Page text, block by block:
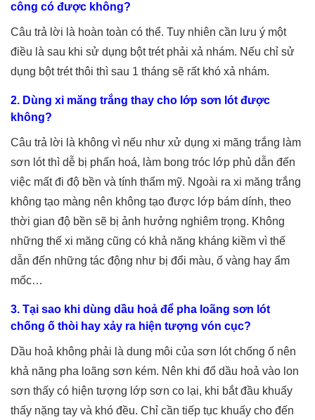
công có được không?
Câu trả lời là hoàn toàn có thể. Tuy nhiên cần lưu ý một
điều là sau khi sử dụng bột trét phải xả nhám. Nếu chỉ sử
dụng bột trét thôi thì sau 1 tháng sẽ rất khó xả nhám.
2. Dùng xi măng trắng thay cho lớp sơn lót được
không?
Câu trả lời là không vì nếu như xử dụng xi măng trắng làm
sơn lót thì dễ bị phấn hoá, làm bong tróc lớp phủ dẫn đến
việc mất đi độ bền và tính thẩm mỹ. Ngoài ra xi măng trắng
không tạo màng nên không tạo được lớp bám dính, theo
thời gian độ bền sẽ bị ảnh hưởng nghiêm trọng. Không
những thế xi măng cũng có khả năng kháng kiềm vì thế
dẫn đến những tác động như bị đổi màu, ố vàng hay ẩm
mốc…
3. Tại sao khi dùng dầu hoả để pha loãng sơn lót
chống ố thòi hay xảy ra hiện tượng vón cục?
Dầu hoả không phải là dung môi của sơn lót chống ố nên
khả năng pha loãng sơn kém. Nên khi đổ dầu hoả vào lon
sơn thấy có hiện tượng lớp sơn co lại, khi bắt đầu khuấy
thấy nặng tay và khó đều. Chỉ cần tiếp tục khuấy cho đến